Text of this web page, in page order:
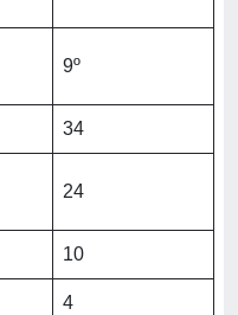
9º
34
24
10
4